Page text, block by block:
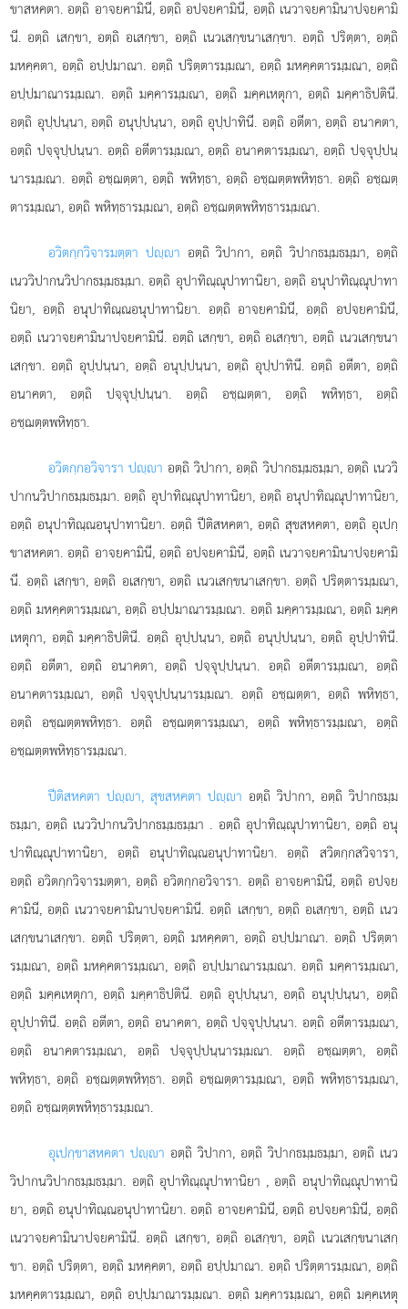
ขาสหคตา. อตฺถิ อาจยคามินี, อตฺถิ อปจยคามินี, อตฺถิ เนวาจยคามินาปจยคามิ
นี. อตฺถิ เสกฺขา, อตฺถิ อเสกฺขา, อตฺถิ เนวเสกฺขนาเสกฺขา. อตฺถิ ปริตฺตา, อตฺถิ
มหคฺคตา, อตฺถิ อปฺปมาณา. อตฺถิ ปริตฺตารมฺมณา, อตฺถิ มหคฺคตารมฺมณา, อตฺถิ
อปฺปมาณารมฺมณา. อตฺถิ มคฺคารมฺมณา, อตฺถิ มคฺคเหตุกา, อตฺถิ มคฺคาธิปตินี.
อตฺถิ อุปฺปนฺนา, อตฺถิ อนุปฺปนฺนา, อตฺถิ อุปฺปาทินี. อตฺถิ อตีตา, อตฺถิ อนาคตา,
อตฺถิ ปจฺจุปฺปนฺนา. อตฺถิ อตีตารมฺมณา, อตฺถิ อนาคตารมฺมณา, อตฺถิ ปจฺจุปฺปนฺ
นารมฺมณา. อตฺถิ อชฺฌตฺตา, อตฺถิ พหิทฺธา, อตฺถิ อชฺฌตฺตพหิทฺธา. อตฺถิ อชฺฌตฺ
ตารมฺมณา, อตฺถิ พหิทฺธารมฺมณา, อตฺถิ อชฺฌตฺตพหิทฺธารมฺมณา.
อวิตกฺกวิจารมตฺตา ปฺา อตฺถิ วิปากา, อตฺถิ วิปากธมฺมธมฺมา, อตฺถิ
เนววิปากนวิปากธมฺมธมฺมา. อตฺถิ อุปาทิณฺณุปาทานิยา, อตฺถิ อนุปาทิณฺณุปาทา
นิยา, อตฺถิ อนุปาทิณฺณอนุปาทานิยา. อตฺถิ อาจยคามินี, อตฺถิ อปจยคามินี,
อตฺถิ เนวาจยคามินาปจยคามินี. อตฺถิ เสกฺขา, อตฺถิ อเสกฺขา, อตฺถิ เนวเสกฺขนา
เสกฺขา. อตฺถิ อุปฺปนฺนา, อตฺถิ อนุปฺปนฺนา, อตฺถิ อุปฺปาทินี. อตฺถิ อตีตา, อตฺถิ
อนาคตา, อตฺถิ ปจฺจุปฺปนฺนา. อตฺถิ อชฺฌตฺตา, อตฺถิ พหิทฺธา, อตฺถิ
อชฺฌตฺตพหิทฺธา.
อวิตกฺกอวิจารา ปฺา อตฺถิ วิปากา, อตฺถิ วิปากธมฺมธมฺมา, อตฺถิ เนววิ
ปากนวิปากธมฺมธมฺมา. อตฺถิ อุปาทิณฺณุปาทานิยา, อตฺถิ อนุปาทิณฺณุปาทานิยา,
อตฺถิ อนุปาทิณฺณอนุปาทานิยา. อตฺถิ ปีติสหคตา, อตฺถิ สุขสหคตา, อตฺถิ อุเปกฺ
ขาสหคตา. อตฺถิ อาจยคามินี, อตฺถิ อปจยคามินี, อตฺถิ เนวาจยคามินาปจยคามิ
นี. อตฺถิ เสกฺขา, อตฺถิ อเสกฺขา, อตฺถิ เนวเสกฺขนาเสกฺขา. อตฺถิ ปริตฺตารมฺมณา,
อตฺถิ มหคฺคตารมฺมณา, อตฺถิ อปฺปมาณารมฺมณา. อตฺถิ มคฺคารมฺมณา, อตฺถิ มคฺค
เหตุกา, อตฺถิ มคฺคาธิปตินี. อตฺถิ อุปฺปนฺนา, อตฺถิ อนุปฺปนฺนา, อตฺถิ อุปฺปาทินี.
อตฺถิ อตีตา, อตฺถิ อนาคตา, อตฺถิ ปจฺจุปฺปนฺนา. อตฺถิ อตีตารมฺมณา, อตฺถิ
อนาคตารมฺมณา, อตฺถิ ปจฺจุปฺปนฺนารมฺมณา. อตฺถิ อชฺฌตฺตา, อตฺถิ พหิทฺธา,
อตฺถิ อชฺฌตฺตพหิทฺธา. อตฺถิ อชฺฌตฺตารมฺมณา, อตฺถิ พหิทฺธารมฺมณา, อตฺถิ
อชฺฌตฺตพหิทฺธารมฺมณา.
ปีติสหคตา ปฺา, สุขสหคตา ปฺา อตฺถิ วิปากา, อตฺถิ วิปากธมฺม
ธมฺมา, อตฺถิ เนววิปากนวิปากธมฺมธมฺมา . อตฺถิ อุปาทิณฺณุปาทานิยา, อตฺถิ อนุ
ปาทิณฺณุปาทานิยา, อตฺถิ อนุปาทิณฺณอนุปาทานิยา. อตฺถิ สวิตกฺกสวิจารา,
อตฺถิ อวิตกฺกวิจารมตฺตา, อตฺถิ อวิตกฺกอวิจารา. อตฺถิ อาจยคามินี, อตฺถิ อปจย
คามินี, อตฺถิ เนวาจยคามินาปจยคามินี. อตฺถิ เสกฺขา, อตฺถิ อเสกฺขา, อตฺถิ เนว
เสกฺขนาเสกฺขา. อตฺถิ ปริตฺตา, อตฺถิ มหคฺคตา, อตฺถิ อปฺปมาณา. อตฺถิ ปริตฺตา
รมฺมณา, อตฺถิ มหคฺคตารมฺมณา, อตฺถิ อปฺปมาณารมฺมณา. อตฺถิ มคฺคารมฺมณา,
อตฺถิ มคฺคเหตุกา, อตฺถิ มคฺคาธิปตินี. อตฺถิ อุปฺปนฺนา, อตฺถิ อนุปฺปนฺนา, อตฺถิ
อุปฺปาทินี. อตฺถิ อตีตา, อตฺถิ อนาคตา, อตฺถิ ปจฺจุปฺปนฺนา. อตฺถิ อตีตารมฺมณา,
อตฺถิ อนาคตารมฺมณา, อตฺถิ ปจฺจุปฺปนฺนารมฺมณา. อตฺถิ อชฺฌตฺตา, อตฺถิ
พหิทฺธา, อตฺถิ อชฺฌตฺตพหิทฺธา. อตฺถิ อชฺฌตฺตารมฺมณา, อตฺถิ พหิทฺธารมฺมณา,
อตฺถิ อชฺฌตฺตพหิทฺธารมฺมณา.
อุเปกฺขาสหคตา ปฺา อตฺถิ วิปากา, อตฺถิ วิปากธมฺมธมฺมา, อตฺถิ เนว
วิปากนวิปากธมฺมธมฺมา. อตฺถิ อุปาทิณฺณุปาทานิยา , อตฺถิ อนุปาทิณฺณุปาทานิ
ยา, อตฺถิ อนุปาทิณฺณอนุปาทานิยา. อตฺถิ อาจยคามินี, อตฺถิ อปจยคามินี, อตฺถิ
เนวาจยคามินาปจยคามินี. อตฺถิ เสกฺขา, อตฺถิ อเสกฺขา, อตฺถิ เนวเสกฺขนาเสกฺ
ขา. อตฺถิ ปริตฺตา, อตฺถิ มหคฺคตา, อตฺถิ อปฺปมาณา. อตฺถิ ปริตฺตารมฺมณา, อตฺถิ
มหคฺคตารมฺมณา, อตฺถิ อปฺปมาณารมฺมณา. อตฺถิ มคฺคารมฺมณา, อตฺถิ มคฺคเหตุ